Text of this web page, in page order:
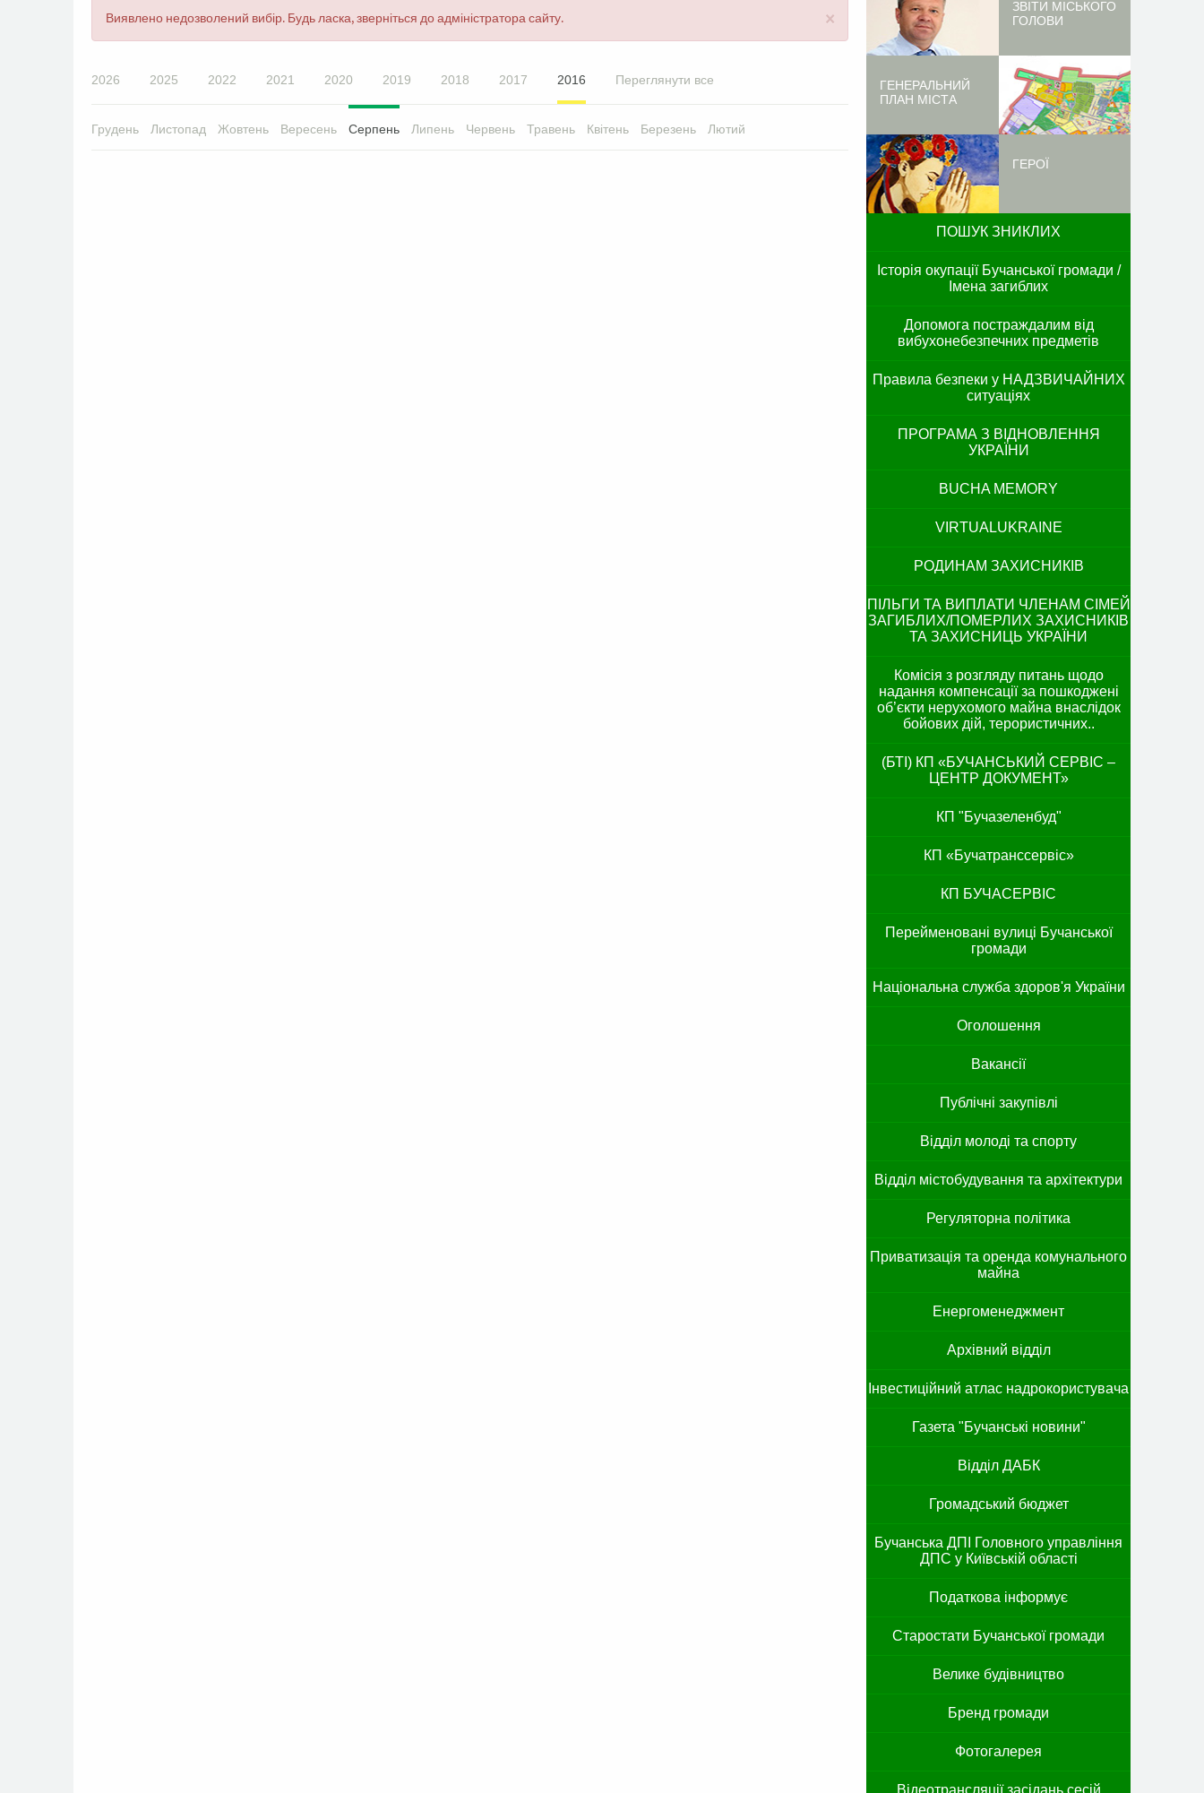
×
Повідомлення
Виявлено недозволений вибір. Будь ласка, зверніться до адміністратора сайту.
2026 2025 2022 2021 2020 2019 2018 2017 2016 Переглянути все
Грудень Листопад Жовтень Вересень Серпень Липень Червень Травень Квітень Березень Лютий
ЗВІТИ МІСЬКОГО
ГОЛОВИ
ГЕНЕРАЛЬНИЙ
ПЛАН МІСТА
ГЕРОЇ
ПОШУК ЗНИКЛИХ
Історія окупації Бучанської громади /
Імена загиблих
Допомога постраждалим від
вибухонебезпечних предметів
Правила безпеки у НАДЗВИЧАЙНИХ
ситуаціях
ПРОГРАМА З ВІДНОВЛЕННЯ
УКРАЇНИ
BUCHA MEMORY
VIRTUALUKRAINE
РОДИНАМ ЗАХИСНИКІВ
ПІЛЬГИ ТА ВИПЛАТИ ЧЛЕНАМ СІМЕЙ
ЗАГИБЛИХ/ПОМЕРЛИХ ЗАХИСНИКІВ
ТА ЗАХИСНИЦЬ УКРАЇНИ
Комісія з розгляду питань щодо
надання компенсації за пошкоджені
об’єкти нерухомого майна внаслідок
бойових дій, терористичних..
(БТІ) КП «БУЧАНСЬКИЙ СЕРВІС –
ЦЕНТР ДОКУМЕНТ»
КП "Бучазеленбуд"
КП «Бучатранссервіс»
КП БУЧАСЕРВІС
Перейменовані вулиці Бучанської
громади
Національна служба здоров'я України
Оголошення
Вакансії
Публічні закупівлі
Відділ молоді та спорту
Відділ містобудування та архітектури
Регуляторна політика
Приватизація та оренда комунального
майна
Енергоменеджмент
Архівний відділ
Інвестиційний атлас надрокористувача
Газета "Бучанські новини"
Відділ ДАБК
Громадський бюджет
Бучанська ДПІ Головного управління
ДПС у Київській області
Податкова інформує
Старостати Бучанської громади
Велике будівництво
Бренд громади
Фотогалерея
Відеотрансляції засідань сесій